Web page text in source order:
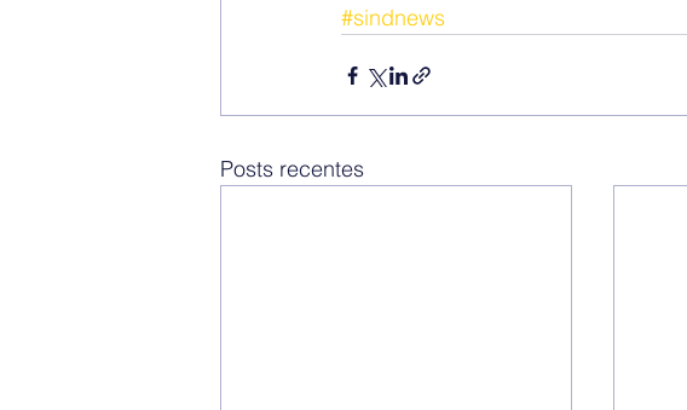
#sindnews
Posts recentes